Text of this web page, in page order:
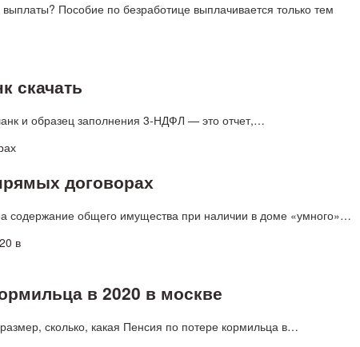
Пособие по безработице выплачивается только тем
скачать
и образец заполнения 3-НДФЛ — это отчет,…
договорах
содержание общего имущества при наличии в доме «умного»…
в 2020 в москве
сколько, какая Пенсия по потере кормильца в…